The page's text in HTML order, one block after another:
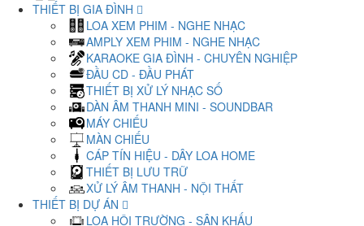
THIẾT BỊ GIA ĐÌNH
LOA XEM PHIM - NGHE NHẠC
AMPLY XEM PHIM - NGHE NHẠC
KARAOKE GIA ĐÌNH - CHUYÊN NGHIỆP
ĐẦU CD - ĐẦU PHÁT
THIẾT BỊ XỬ LÝ NHẠC SỐ
DÀN ÂM THANH MINI - SOUNDBAR
MÁY CHIẾU
MÀN CHIẾU
CÁP TÍN HIỆU - DÂY LOA HOME
THIẾT BỊ LƯU TRỮ
XỬ LÝ ÂM THANH - NỘI THẤT
THIẾT BỊ DỰ ÁN
LOA HỘI TRƯỜNG - SÂN KHẤU